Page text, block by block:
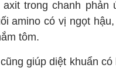
axit trong chanh phản
amino có vị ngọt
tôm.
giúp diệt khuẩn có